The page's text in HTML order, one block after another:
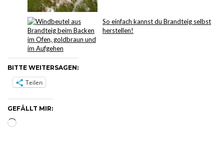
So einfach kannst du Brandteig selbst
herstellen!
BITTE WEITERSAGEN:
Teilen
GEFÄLLT MIR: